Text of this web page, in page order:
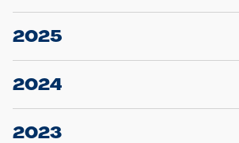
2025
23.12.2025
Projekt S5: Start der
2024
10.12.2024
Großprojekt S5: Sperrung der
2023